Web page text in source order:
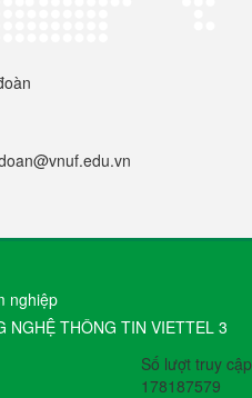
nghiệp
NGHỆ THÔNG TIN VIETTEL 3
Số lượt truy cập
178187579